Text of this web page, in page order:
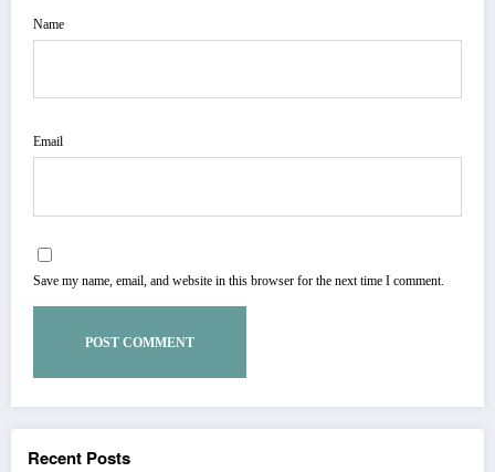
Name
Email
Save my name, email, and website in this browser for the next time I comment.
Recent Posts